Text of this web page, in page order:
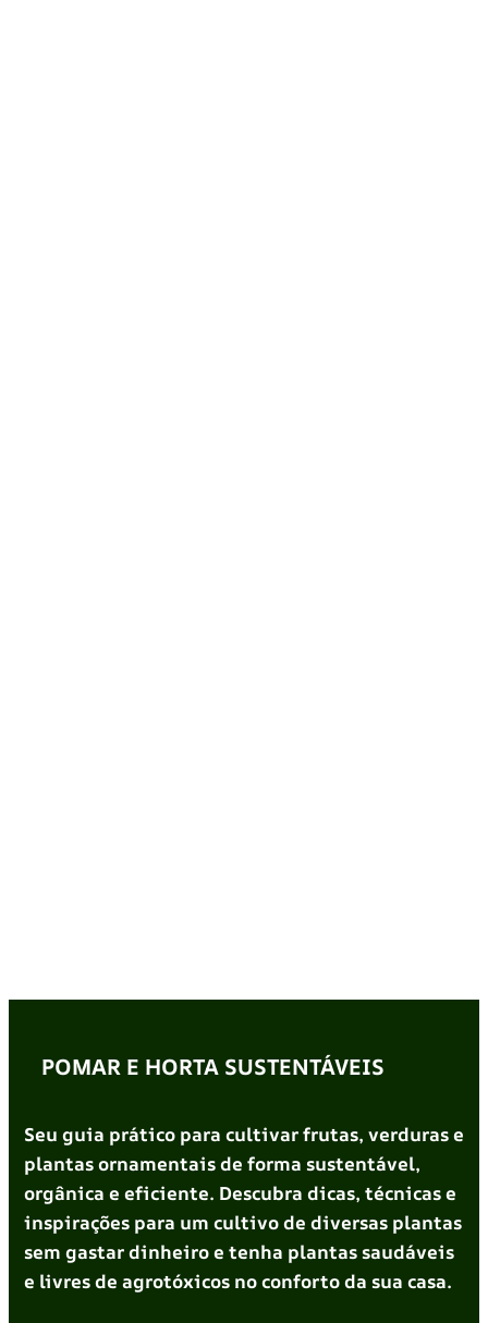
POMAR E HORTA SUSTENTÁVEIS
Seu guia prático para cultivar frutas, verduras e
plantas ornamentais de forma sustentável,
orgânica e eficiente. Descubra dicas, técnicas e
inspirações para um cultivo de diversas plantas
sem gastar dinheiro e tenha plantas saudáveis
e livres de agrotóxicos no conforto da sua casa.